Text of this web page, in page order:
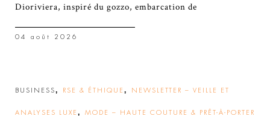
Dioriviera, inspiré du gozzo, embarcation de
04 août 2026
BUSINESS, RSE & ÉTHIQUE , NEWSLETTER – VEILLE ET
ANALYSES LUXE , MODE – HAUTE COUTURE & PRÊT-À-PORTER